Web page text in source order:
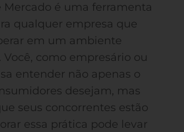
Mercado é uma ferramenta
qualquer empresa que
em um ambiente
como empresário ou
entender não apenas o
desejam, mas
seus concorrentes estão
essa prática pode levar